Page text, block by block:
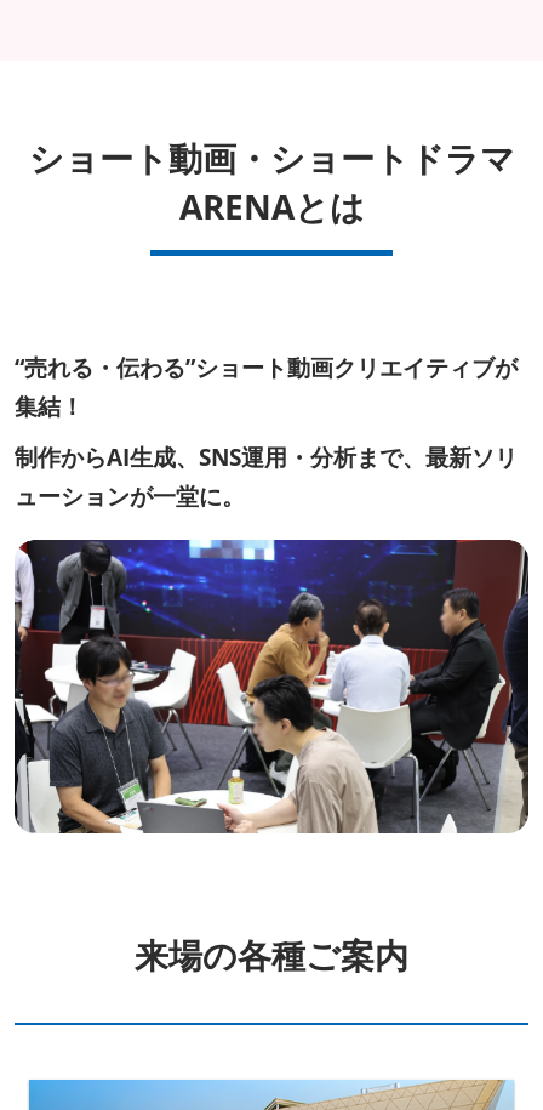
ショート動画・ショートドラマ
ARENAとは
“売れる・伝わる”ショート動画クリエイティブが
集結！
制作からAI生成、SNS運用・分析まで、最新ソリ
ューションが一堂に。
来場の各種ご案内